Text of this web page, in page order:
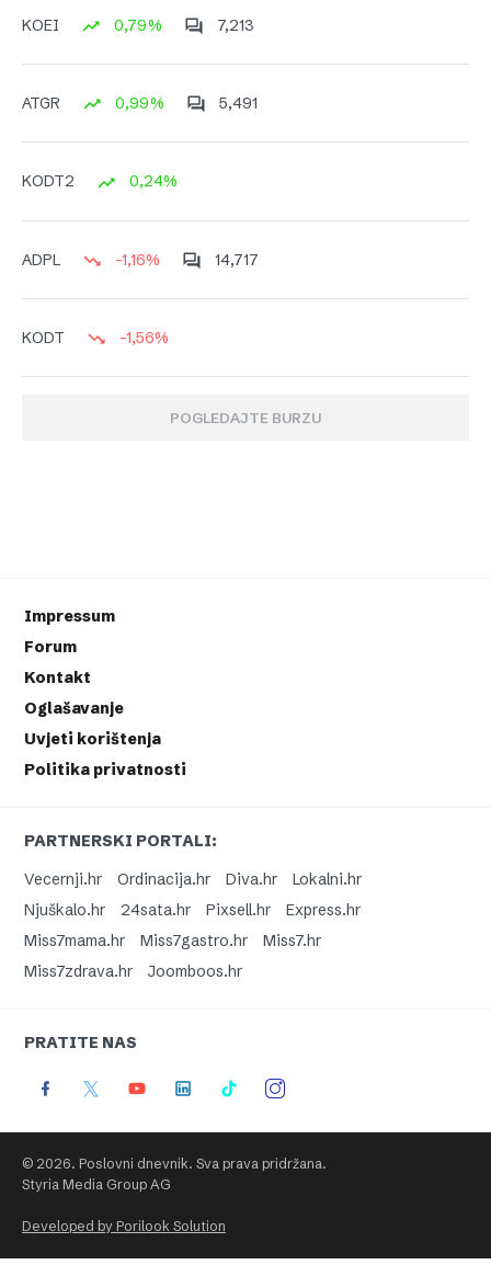
KOEI 0,79% 7,213
ATGR 0,99% 5,491
KODT2 0,24%
ADPL -1,16% 14,717
KODT -1,56%
POGLEDAJTE BURZU
Impressum
Forum
Kontakt
Oglašavanje
Uvjeti korištenja
Politika privatnosti
PARTNERSKI PORTALI:
Vecernji.hr
Ordinacija.hr Diva.hr
Lokalni.hr
Njuškalo.hr
24sata.hr Pixsell.hr
Express.hr
Miss7mama.hr
Miss7gastro.hr
Miss7.hr
Miss7zdrava.hr
Joomboos.hr
PRATITE NAS
© 2026. Poslovni dnevnik. Sva prava pridržana.
Styria Media Group AG
Developed by Porilook Solution